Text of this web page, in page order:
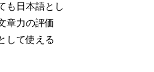
も日本語とし
章力の評価
して使える